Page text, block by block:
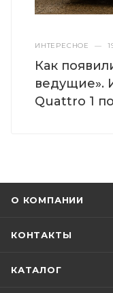
ИНТЕРЕСНОЕ —
Как
ведущие».
Quattro 1
О КОМПАНИИ
КОНТАКТЫ
КАТАЛОГ